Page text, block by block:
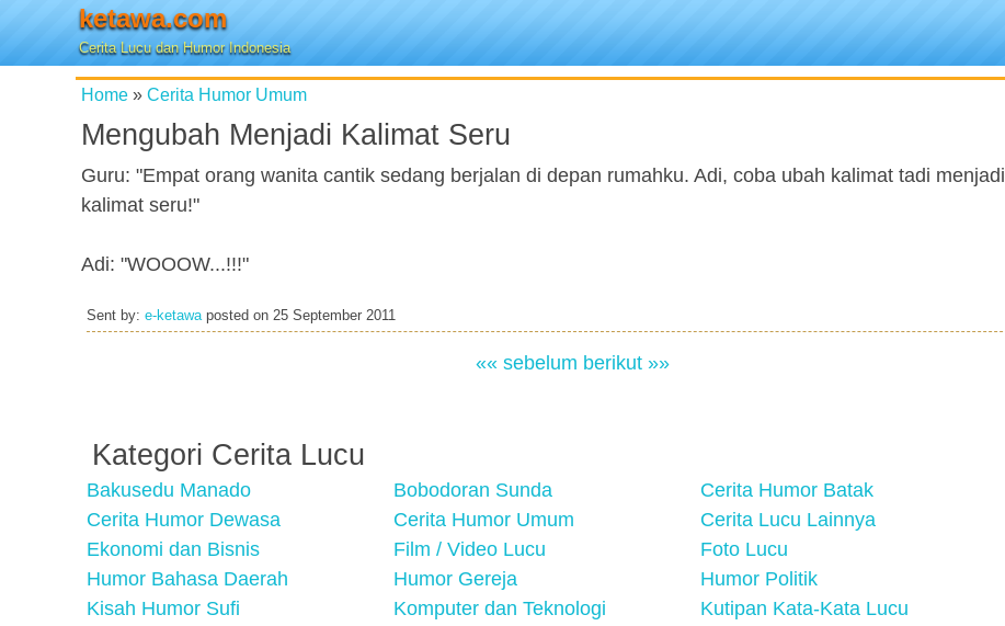
ketawa.com
Cerita Lucu dan Humor Indonesia
Home » Cerita Humor Umum
Mengubah Menjadi Kalimat Seru
Guru: "Empat orang wanita cantik sedang berjalan di depan rumahku. Adi, coba ubah kalimat tadi menjadi
kalimat seru!"
Adi: "WOOOW...!!!"
Sent by: e-ketawaposted on 25 September 2011
«« sebelum berikut »»
Kategori Cerita Lucu
Bakusedu Manado Bobodoran Sunda Cerita Humor Batak
Cerita Humor Dewasa
Cerita Humor Umum Cerita Lucu Lainnya
Ekonomi dan Bisnis
Film / Video Lucu Foto Lucu
Humor Bahasa Daerah
Humor Gereja Humor Politik
Kisah Humor Sufi
Komputer dan Teknologi Kutipan Kata-Kata Lucu